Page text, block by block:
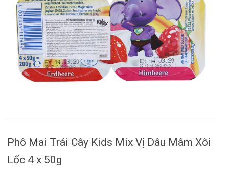
Phô Mai Trái Cây Kids Mix Vị Dâu Mâm Xôi
Lốc 4 x 50g